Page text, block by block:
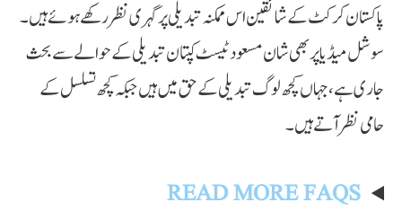
پاکستان کرکٹ کے شائقین اس ممکنہ تبدیلی پر گہری نظر رکھے ہوئے ہیں۔
سوشل میڈیا پر بھی شان مسعود ٹیسٹ کپتان تبدیلی کے حوالے سے بحث
جاری ہے، جہاں کچھ لوگ تبدیلی کے حق میں ہیں جبکہ کچھ تسلسل کے
حامی نظر آتے ہیں۔
READ MORE FAQS